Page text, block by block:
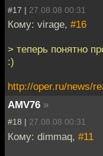
#17 | 27.08.08 00:31
Кому: virage, #16
> теперь понятно
:)
http://oper.ru/news/
AMV76 »
#18 | 27.08.08 00:31
Кому: dimmaq, #11